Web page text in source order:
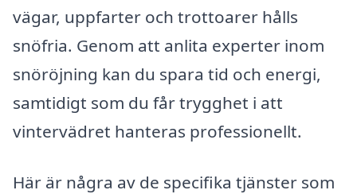
vägar, uppfarter och trottoarer hålls
snöfria. Genom att anlita experter inom
snöröjning kan du spara tid och energi,
samtidigt som du får trygghet i att
vintervädret hanteras professionellt.
Här är några av de specifika tjänster som